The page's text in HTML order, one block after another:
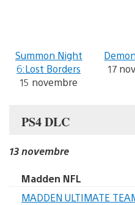
Summon Night
6:Lost Borders
15 novembre
17
PS4 DLC
13 novembre
Madden NFL
MADDEN ULTIMATE